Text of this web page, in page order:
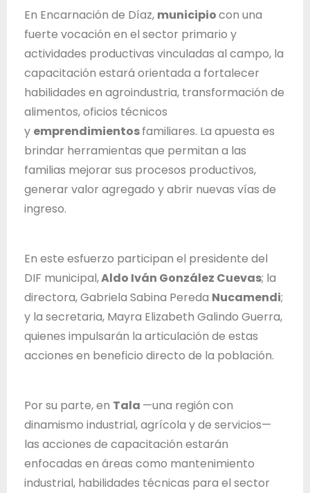
t
a
d
o
d
e
J
a
l
En Encarnación de Díaz, municipiocon una
fuerte vocación en el sector primario y
actividades productivas vinculadas al campo, la
capacitación estará orientada a fortalecer
habilidades en agroindustria, transformación de
alimentos, oficios técnicos
y emprendimientosfamiliares. La apuesta es
brindar herramientas que permitan a las
familias mejorar sus procesos productivos,
generar valor agregado y abrir nuevas vías de
ingreso.
En este esfuerzo participan el presidente del
DIF municipal,Aldo Iván González Cuevas; la
directora, Gabriela Sabina Pereda Nucamendi;
y la secretaria, Mayra Elizabeth Galindo Guerra,
quienes impulsarán la articulación de estas
acciones en beneficio directo de la población.
Por su parte, en Tala —una región con
dinamismo industrial, agrícola y de servicios—
las acciones de capacitación estarán
enfocadas en áreas como mantenimiento
industrial, habilidades técnicas para el sector